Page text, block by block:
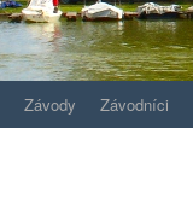
Závody Závodníci